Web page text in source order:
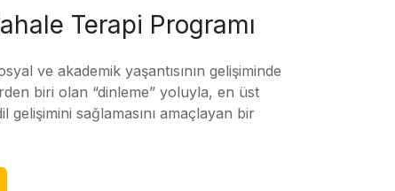
Terapi Programı
ve akademik yaşantısının gelişiminde
biri olan “dinleme” yoluyla, en üst
gelişimini sağlamasını amaçlayan bir